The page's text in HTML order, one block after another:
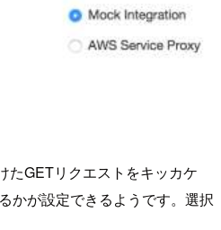
たGETリクエストをキッカケ
かが設定できるようです。選択